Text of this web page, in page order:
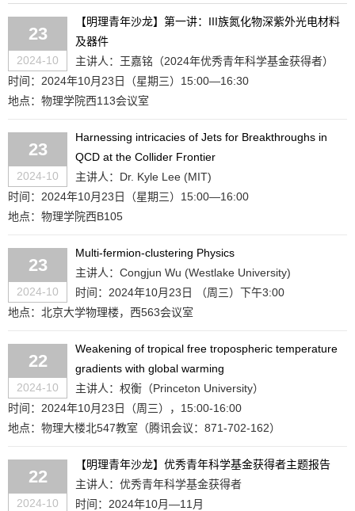
23
2024-10
【明理青年沙龙】第一讲：III族氮化物深紫外光电材料
及器件
主讲人：王嘉铭（2024年优秀青年科学基金获得者）
时间：2024年10月23日（星期三）15:00—16:30
地点：物理学院西113会议室
23
2024-10
Harnessing intricacies of Jets for Breakthroughs in
QCD at the Collider Frontier
主讲人：Dr. Kyle Lee (MIT)
时间：2024年10月23日（星期三）15:00—16:00
地点：物理学院西B105
23
2024-10
Multi-fermion-clustering Physics
主讲人：Congjun Wu (Westlake University)
时间：2024年10月23日 （周三）下午3:00
地点：北京大学物理楼，西563会议室
22
2024-10
Weakening of tropical free tropospheric temperature
gradients with global warming
主讲人：权衡（Princeton University）
时间：2024年10月23日（周三），15:00-16:00
地点：物理大楼北547教室（腾讯会议：871-702-162）
22
2024-10
【明理青年沙龙】优秀青年科学基金获得者主题报告
主讲人：优秀青年科学基金获得者
时间：2024年10月—11月